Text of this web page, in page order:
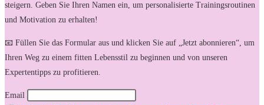
steigern. Geben Sie Ihren Namen ein, um personalisierte Trainingsroutinen
und Motivation zu erhalten!
📧 Füllen Sie das Formular aus und klicken Sie auf „Jetzt abonnieren“, um
Ihren Weg zu einem fitten Lebensstil zu beginnen und von unseren
Expertentipps zu profitieren.
Email